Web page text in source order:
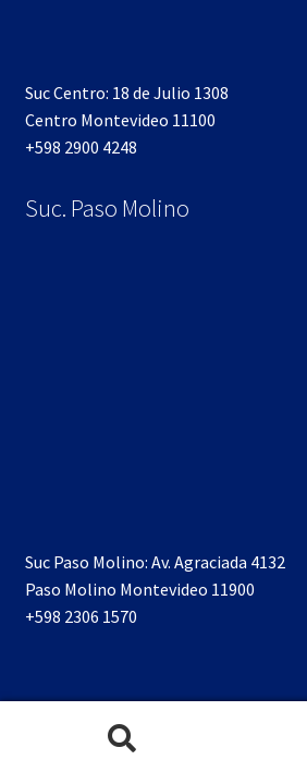
Suc Centro: 18 de Julio 1308
Centro Montevideo 11100
+598 2900 4248
Suc. Paso Molino
Suc Paso Molino: Av. Agraciada 4132
Paso Molino Montevideo 11900
+598 2306 1570